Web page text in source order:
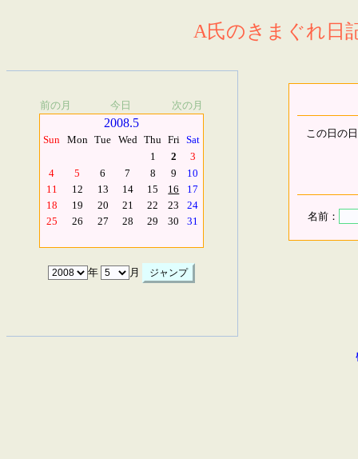
A氏のきまぐれ日
前の月 今日 次の月
2008.5
Sun Mon Tue Wed Thu Fri Sat
1
2
3
4
5 6 7 8 9
10
11
12 13 14 15 16
17
18
19 20 21 22 23
24
25
26 27 28 29 30 31
年 月
この日の
名前：